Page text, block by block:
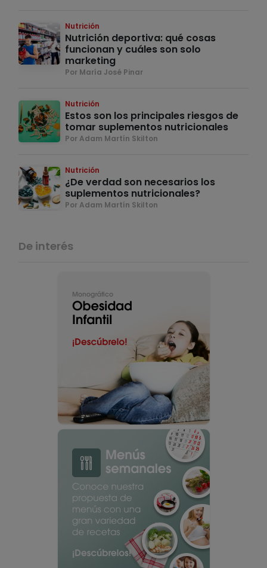
Nutrición
Nutrición deportiva: qué cosas
funcionan y cuáles son solo
marketing
Por María José Pinar
Nutrición
Estos son los principales riesgos de
tomar suplementos nutricionales
Por Adam Martín Skilton
Nutrición
¿De verdad son necesarios los
suplementos nutricionales?
Por Adam Martín Skilton
De interés